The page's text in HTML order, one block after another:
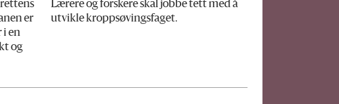
er
i en
og
Lærere og forskere skal jobbe tett med å
utvikle kroppsøvingsfaget.